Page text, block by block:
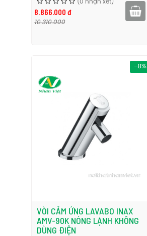
(0 nhận xét)
8.866.000 đ
10.310.000
-8%
VÒI CẢM ỨNG LAVABO INAX
AMV-90K NÓNG LẠNH KHÔNG
DÙNG ĐIỆN